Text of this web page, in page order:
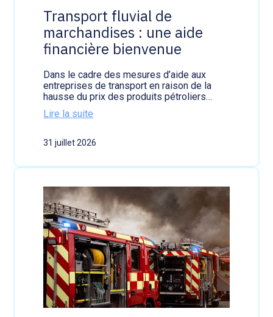
r
:
u
e
a
n
n
d
e
l
s
Transport fluvial de
marchandises : une aide
financière bienvenue
Dans le cadre des mesures d’aide aux
entreprises de transport en raison de la
hausse du prix des produits pétroliers…
Lire la suite
r
n
p
o
r
t
f
l
u
v
i
a
l
d
31 juillet 2026